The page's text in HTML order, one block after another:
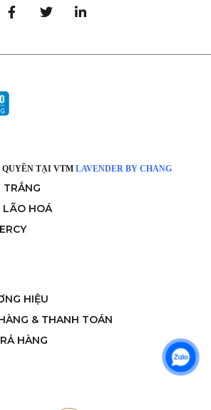
QUYỀN TẠI VTM LAVENDER BY CHANG
TRẮNG
LÃO HOÁ
HIỆU
& THANH TOÁN
HÀNG